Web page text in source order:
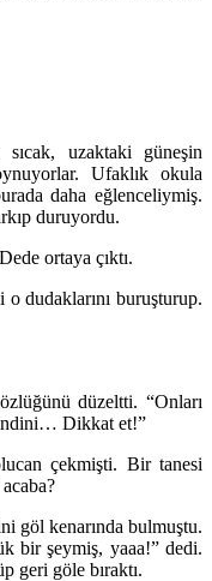
uzaktaki güneşin
Ufaklık okula
daha eğlenceliymiş.
duruyordu.
ortaya çıktı.
dudaklarını buruşturup.
düzeltti. “Onları
Dikkat et!”
çekmişti. Bir tanesi
göl kenarında bulmuştu.
bir şeymiş, yaaa!” dedi.
geri göle bıraktı.